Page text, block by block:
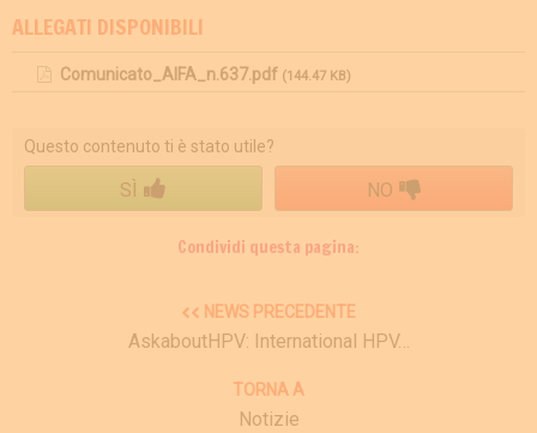
ALLEGATI DISPONIBILI
Comunicato_AIFA_n.637.pdf (144.47 KB)
Questo contenuto ti è stato utile?
SÌ NO
Condividi questa pagina:
NEWS PRECEDENTE
AskaboutHPV: International HPV…
TORNA A
Notizie